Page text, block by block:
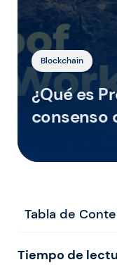
Blockchain
¿Qué es
consenso
Tabla de
Tiempo de